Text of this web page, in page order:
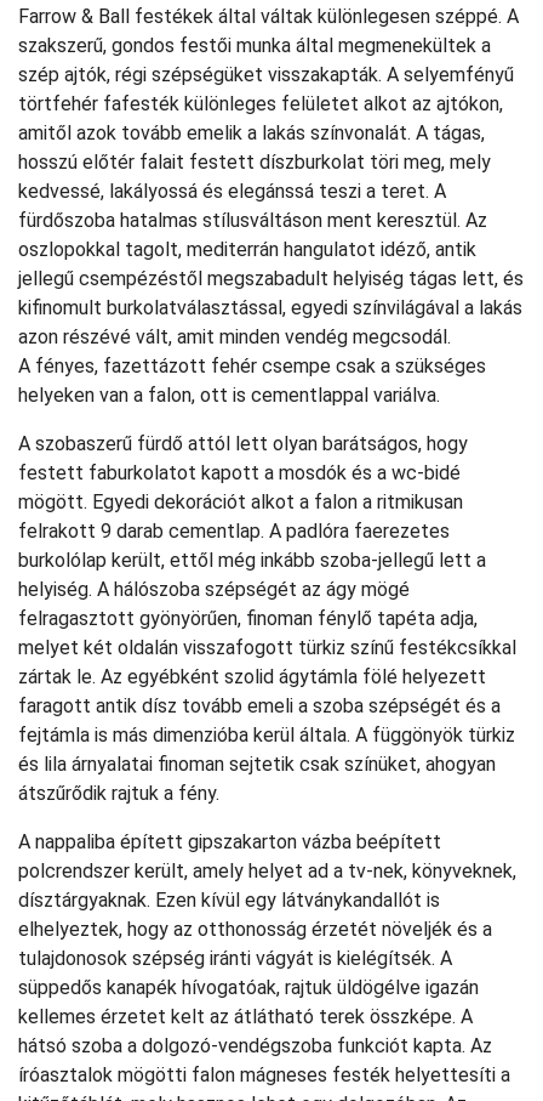
Farrow & Ball festékek által váltak különlegesen széppé. A
szakszerű, gondos festői munka által megmenekültek a
szép ajtók, régi szépségüket visszakapták. A selyemfényű
törtfehér fafesték különleges felületet alkot az ajtókon,
amitől azok tovább emelik a lakás színvonalát. A tágas,
hosszú előtér falait festett díszburkolat töri meg, mely
kedvessé, lakályossá és elegánssá teszi a teret. A
fürdőszoba hatalmas stílusváltáson ment keresztül. Az
oszlopokkal tagolt, mediterrán hangulatot idéző, antik
jellegű csempézéstől megszabadult helyiség tágas lett, és
kifinomult burkolatválasztással, egyedi színvilágával a lakás
azon részévé vált, amit minden vendég megcsodál.
A fényes, fazettázott fehér csempe csak a szükséges
helyeken van a falon, ott is cementlappal variálva.
A szobaszerű fürdő attól lett olyan barátságos, hogy
festett faburkolatot kapott a mosdók és a wc-bidé
mögött. Egyedi dekorációt alkot a falon a ritmikusan
felrakott 9 darab cementlap. A padlóra faerezetes
burkolólap került, ettől még inkább szoba-jellegű lett a
helyiség. A hálószoba szépségét az ágy mögé
felragasztott gyönyörűen, finoman fénylő tapéta adja,
melyet két oldalán visszafogott türkiz színű festékcsíkkal
zártak le. Az egyébként szolid ágytámla fölé helyezett
faragott antik dísz tovább emeli a szoba szépségét és a
fejtámla is más dimenzióba kerül általa. A függönyök türkiz
és lila árnyalatai finoman sejtetik csak színüket, ahogyan
átszűrődik rajtuk a fény.
A nappaliba épített gipszakarton vázba beépített
polcrendszer került, amely helyet ad a tv-nek, könyveknek,
dísztárgyaknak. Ezen kívül egy látványkandallót is
elhelyeztek, hogy az otthonosság érzetét növeljék és a
tulajdonosok szépség iránti vágyát is kielégítsék. A
süppedős kanapék hívogatóak, rajtuk üldögélve igazán
kellemes érzetet kelt az átlátható terek összképe. A
hátsó szoba a dolgozó-vendégszoba funkciót kapta. Az
íróasztalok mögötti falon mágneses festék helyettesíti a